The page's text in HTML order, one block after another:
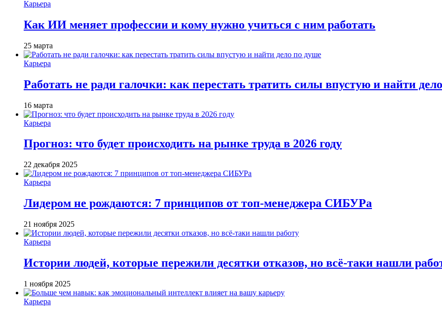
Карьера
Как ИИ меняет профессии и кому нужно учиться с ним работать
25 марта
Карьера
Работать не ради галочки: как перестать тратить силы впустую и найти
16 марта
Карьера
Прогноз: что будет происходить на рынке труда в 2026 году
22 декабря 2025
Карьера
Лидером не рождаются: 7 принципов от топ-менеджера СИБУРа
21 ноября 2025
Карьера
Истории людей, которые пережили десятки отказов, но всё-таки нашли
1 ноября 2025
Карьера